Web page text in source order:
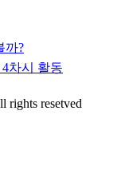
까?
차시 활동
resetved